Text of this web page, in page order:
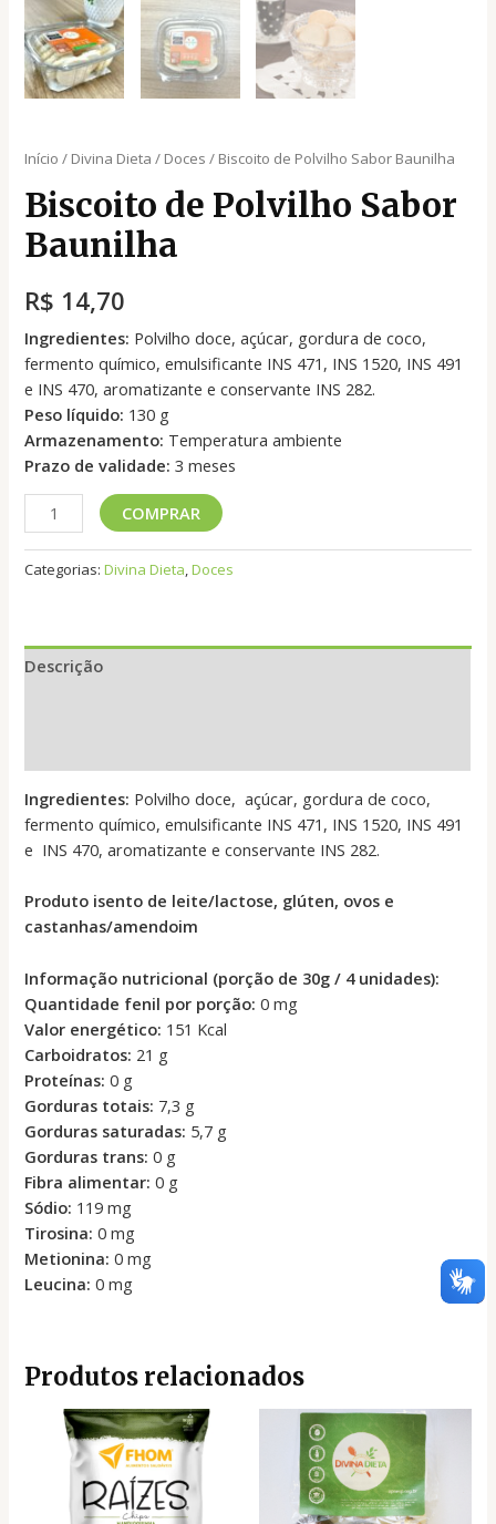
Início / Divina Dieta / Doces / Biscoito de Polvilho Sabor Baunilha
Biscoito de Polvilho Sabor
Baunilha
R$ 14,70
Ingredientes: Polvilho doce, açúcar, gordura de coco,
fermento químico, emulsificante INS 471, INS 1520, INS 491
e INS 470, aromatizante e conservante INS 282.
Peso líquido: 130 g
Armazenamento: Temperatura ambiente
Prazo de validade: 3 meses
Biscoito
de
Polvilho
Sabor
COMPRAR
Categorias:Divina Dieta ,Doces
Descrição
Ingredientes: Polvilho doce, açúcar, gordura de coco,
fermento químico, emulsificante INS 471, INS 1520, INS 491
e INS 470, aromatizante e conservante INS 282.
Produto isento de leite/lactose, glúten, ovos e
castanhas/amendoim
Informação nutricional (porção de 30g / 4 unidades):
Quantidade fenil por porção: 0 mg
Valor energético: 151 Kcal
Carboidratos: 21 g
Proteínas: 0 g
Gorduras totais: 7,3 g
Gorduras saturadas: 5,7 g
Gorduras trans: 0 g
Fibra alimentar:0 g
Sódio: 119 mg
Tirosina: 0 mg
Metionina:0 mg
Leucina: 0 mg
Produtos relacionados